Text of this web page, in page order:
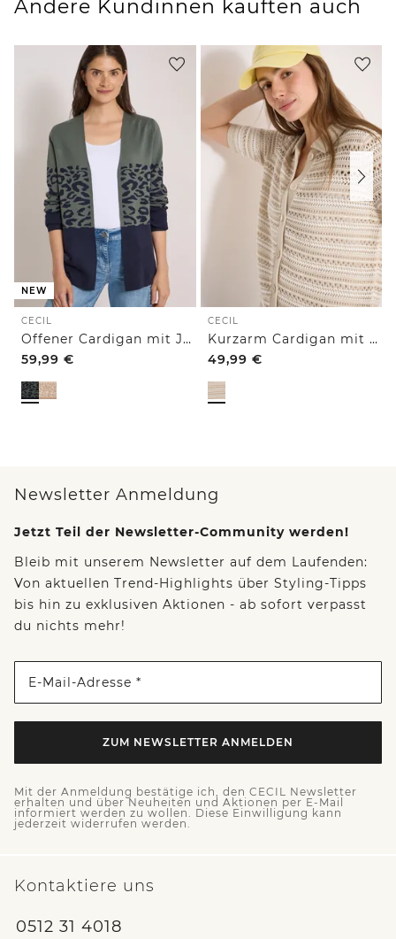
Andere Kundinnen kauften auch
NEW
CECIL
Offener Cardigan mit Jacquard-Muster
59,99 €
CECIL
Kurzarm Cardigan mit Polokragen
49,99 €
Newsletter Anmeldung
Jetzt Teil der Newsletter-Community werden!
Bleib mit unserem Newsletter auf dem Laufenden:
Von aktuellen Trend-Highlights über Styling-Tipps
bis hin zu exklusiven Aktionen - ab sofort verpasst
du nichts mehr!
E-Mail-Adresse *
ZUM NEWSLETTER ANMELDEN
Mit der Anmeldung bestätige ich, den CECIL Newsletter
erhalten und über Neuheiten und Aktionen per E-Mail
informiert werden zu wollen. Diese Einwilligung kann
jederzeit widerrufen werden.
Kontaktiere uns
0512 31 4018